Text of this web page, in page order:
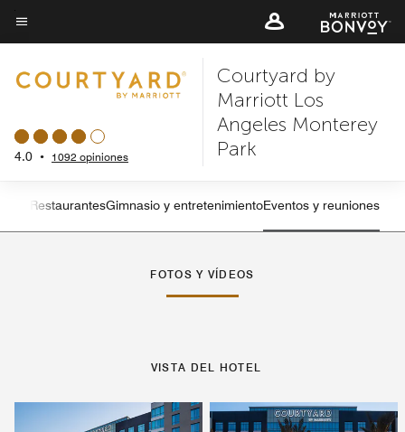
Skip
to
content
Texto del menú
4.0 • 1092 opiniones
Courtyard by
Marriott Los
Angeles Monterey
Park
Flecha izquierda
RestaurantesGimnasio y entretenimientoEventos y reuniones
FOTOS Y VÍDEOS
VISTA DEL HOTEL